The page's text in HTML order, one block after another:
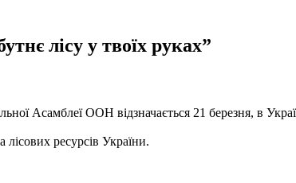
лісу у твоїх руках”
Асамблеї ООН відзначається 21 березня, в
ресурсів України.